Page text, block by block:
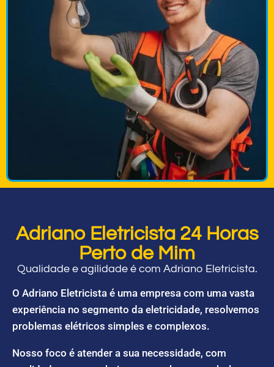
Adriano Eletricista 24 Horas
Perto de Mim
Qualidade e agilidade é com Adriano Eletricista.
O Adriano Eletricista é uma empresa com uma vasta
experiência no segmento da eletricidade, resolvemos
problemas elétricos simples e complexos.
Nosso foco é atender a sua necessidade, com